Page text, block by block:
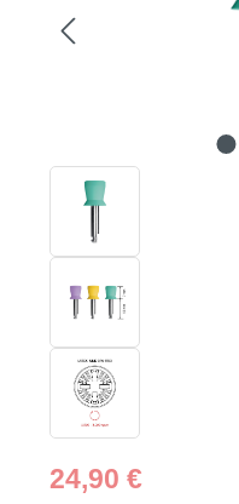
Regulärer Preis:
24,90 €